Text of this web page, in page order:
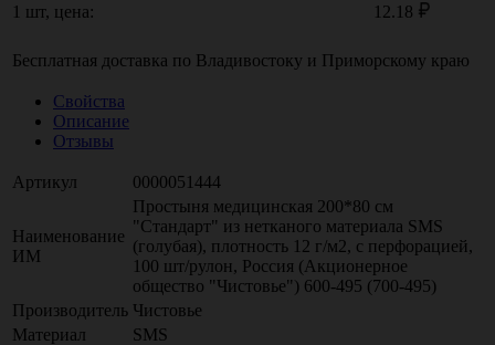
1 шт, цена: 12.18
Бесплатная доставка по Владивостоку и Приморскому краю
Свойства
Описание
Отзывы
Артикул 0000051444
Наименование
ИМ
Простыня медицинская 200*80 см
"Стандарт" из нетканого материала SMS
(голубая), плотность 12 г/м2, с перфорацией,
100 шт/рулон, Россия (Акционерное
общество "Чистовье") 600-495 (700-495)
Производитель Чистовье
Материал
SMS